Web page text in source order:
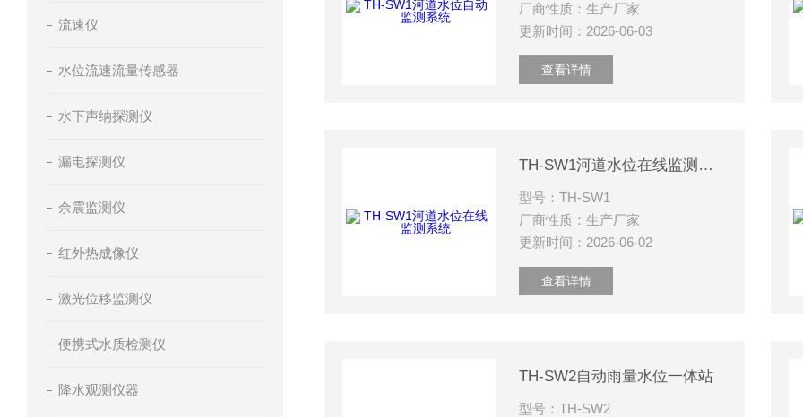
流速仪
水位流速流量传感器
水下声纳探测仪
漏电探测仪
余震监测仪
红外热成像仪
激光位移监测仪
便携式水质检测仪
降水观测仪器
厂商性质：生产厂家
更新时间：2026-06-03
查看详情
TH-SW1河道水位在线监测系统
型号：TH-SW1
厂商性质：生产厂家
更新时间：2026-06-02
查看详情
TH-SW2自动雨量水位一体站
型号：TH-SW2